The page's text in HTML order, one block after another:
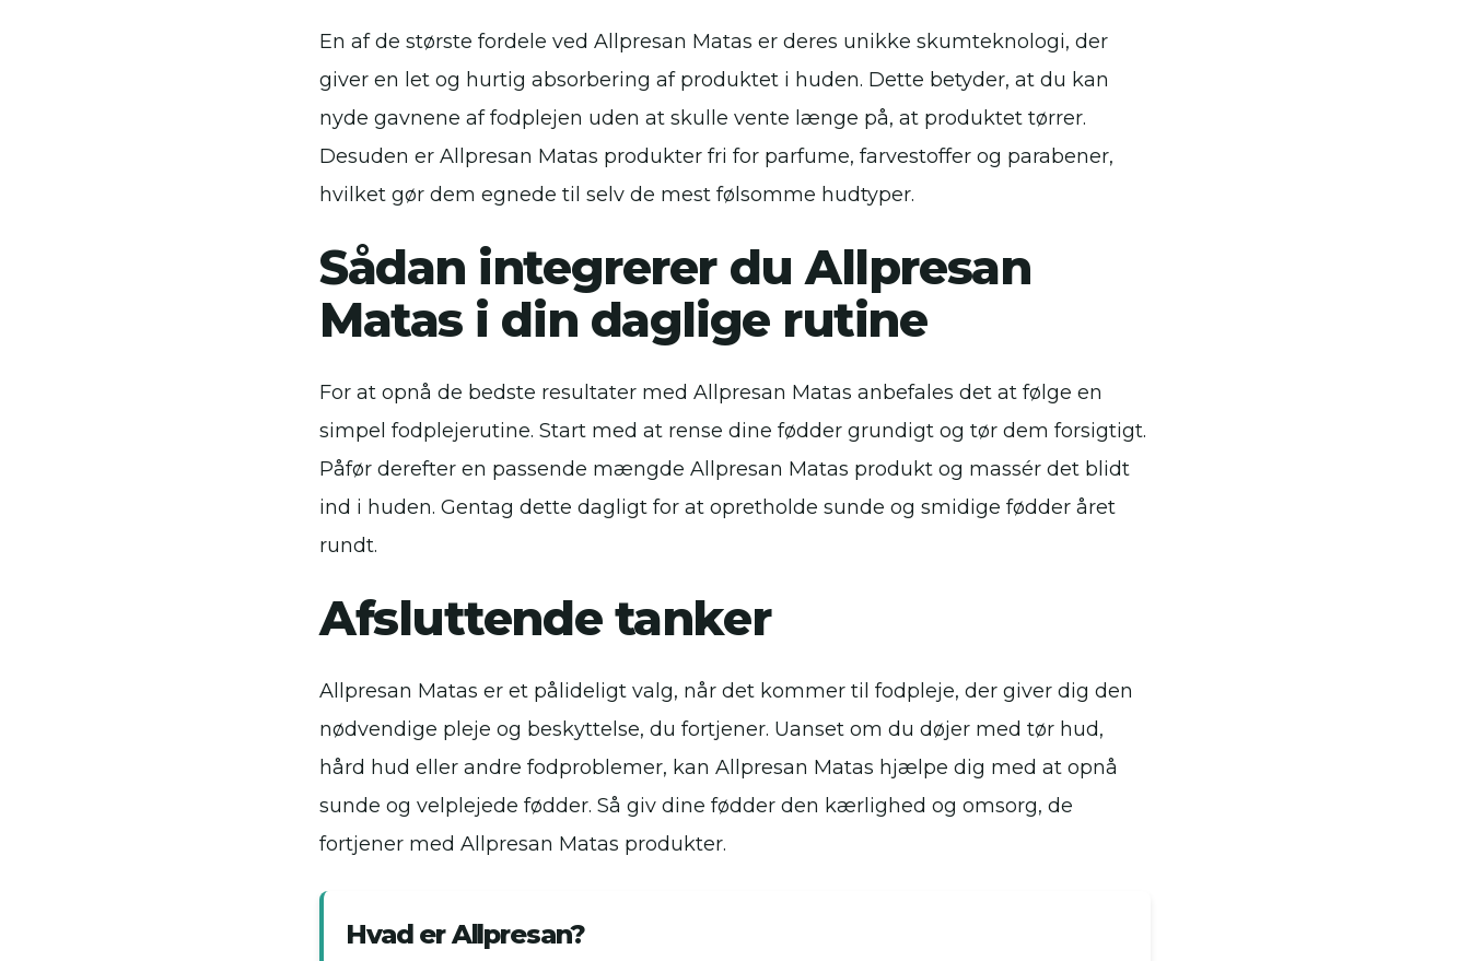
En af de største fordele ved Allpresan Matas er deres unikke skumteknologi, der
giver en let og hurtig absorbering af produktet i huden. Dette betyder, at du kan
nyde gavnene af fodplejen uden at skulle vente længe på, at produktet tørrer.
Desuden er Allpresan Matas produkter fri for parfume, farvestoffer og parabener,
hvilket gør dem egnede til selv de mest følsomme hudtyper.
Sådan integrerer du Allpresan
Matas i din daglige rutine
For at opnå de bedste resultater med Allpresan Matas anbefales det at følge en
simpel fodplejerutine. Start med at rense dine fødder grundigt og tør dem forsigtigt.
Påfør derefter en passende mængde Allpresan Matas produkt og massér det blidt
ind i huden. Gentag dette dagligt for at opretholde sunde og smidige fødder året
rundt.
Afsluttende tanker
Allpresan Matas er et pålideligt valg, når det kommer til fodpleje, der giver dig den
nødvendige pleje og beskyttelse, du fortjener. Uanset om du døjer med tør hud,
hård hud eller andre fodproblemer, kan Allpresan Matas hjælpe dig med at opnå
sunde og velplejede fødder. Så giv dine fødder den kærlighed og omsorg, de
fortjener med Allpresan Matas produkter.
Hvad er Allpresan?